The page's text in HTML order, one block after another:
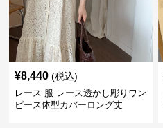
¥8,440 (税込)
レース 服 レース透かし彫りワン
ピース体型カバーロング丈